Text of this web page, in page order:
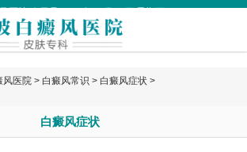
风医院 > 白癜风常识 > 白癜风症状 >
白癜风症状